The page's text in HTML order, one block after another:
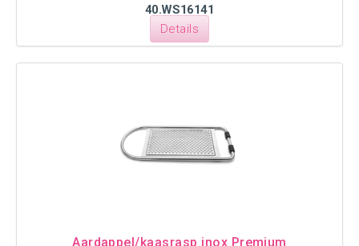
40.WS16141
Details
Aardappel/kaasrasp inox Premium